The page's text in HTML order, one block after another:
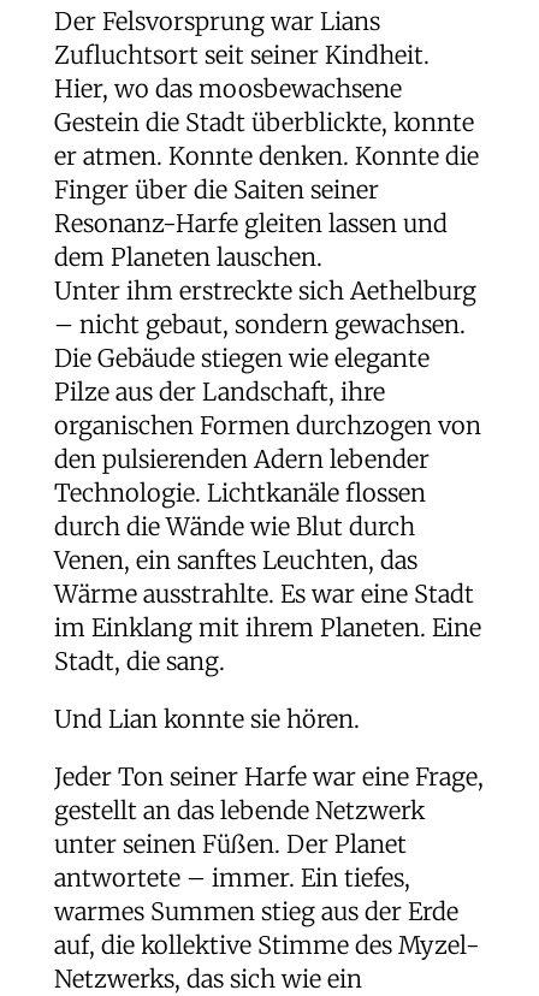
Der Felsvorsprung war Lians
Zufluchtsort seit seiner Kindheit.
Hier, wo das moosbewachsene
Gestein die Stadt überblickte, konnte
er atmen. Konnte denken. Konnte die
Finger über die Saiten seiner
Resonanz-Harfe gleiten lassen und
dem Planeten lauschen.
Unter ihm erstreckte sich Aethelburg
– nicht gebaut, sondern gewachsen.
Die Gebäude stiegen wie elegante
Pilze aus der Landschaft, ihre
organischen Formen durchzogen von
den pulsierenden Adern lebender
Technologie. Lichtkanäle flossen
durch die Wände wie Blut durch
Venen, ein sanftes Leuchten, das
Wärme ausstrahlte. Es war eine Stadt
im Einklang mit ihrem Planeten. Eine
Stadt, die sang.
Und Lian konnte sie hören.
Jeder Ton seiner Harfe war eine Frage,
gestellt an das lebende Netzwerk
unter seinen Füßen. Der Planet
antwortete – immer. Ein tiefes,
warmes Summen stieg aus der Erde
auf, die kollektive Stimme des Myzel-
Netzwerks, das sich wie ein